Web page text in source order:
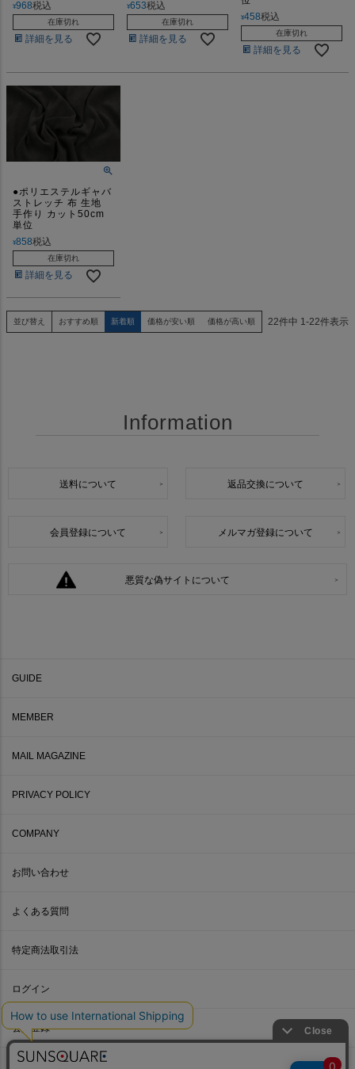
¥968税込
在庫切れ
詳細を見る
¥653税込
在庫切れ
詳細を見る
¥458税込
在庫切れ
詳細を見る
●ポリエステルギャバ
ストレッチ 布 生地
手作り カット50cm
単位
¥858税込
在庫切れ
詳細を見る
並び替え おすすめ順 新着順 価格が安い順 価格が高い順 22件中 1 -22件表示
Information
送料について 返品交換について
会員登録について メルマガ登録について
悪質な偽サイトについて
GUIDE
MEMBER
MAIL MAGAZINE
PRIVACY POLICY
COMPANY
お問い合わせ
よくある質問
特定商法取引法
ログイン
会員登録